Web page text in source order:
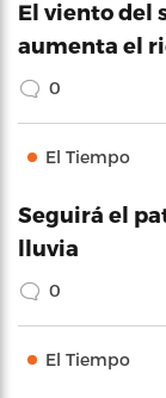
El viento del
aumenta el
0
El Tiempo
Seguirá el
lluvia
0
El Tiempo